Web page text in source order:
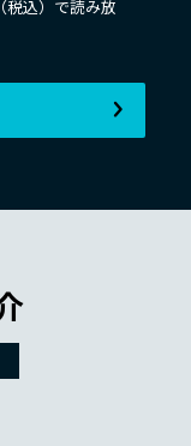
税込）で読み放